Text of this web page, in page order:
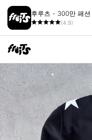
후루츠 - 300만 패
(4.9)